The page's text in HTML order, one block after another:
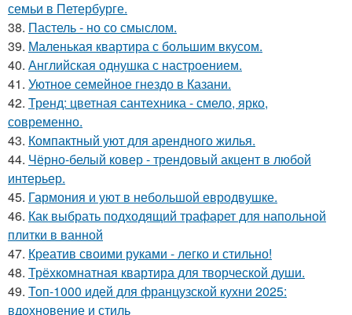
семьи в Петербурге.
38. Пастель - но со смыслом.
39. Маленькая квартира с большим вкусом.
40. Английская однушка с настроением.
41. Уютное семейное гнездо в Казани.
42. Тренд: цветная сантехника - смело, ярко,
современно.
43. Компактный уют для арендного жилья.
44. Чёрно-белый ковер - трендовый акцент в любой
интерьер.
45. Гармония и уют в небольшой евродвушке.
46. Как выбрать подходящий трафарет для напольной
плитки в ванной
47. Креатив своими руками - легко и стильно!
48. Трёхкомнатная квартира для творческой души.
49. Топ-1000 идей для французской кухни 2025:
вдохновение и стиль